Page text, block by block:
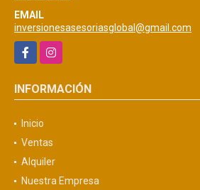
EMAIL
inversionesasesoriasglobal@gmail.com
FacebookInstagram
INFORMACIÓN
Inicio
Ventas
Alquiler
Nuestra Empresa